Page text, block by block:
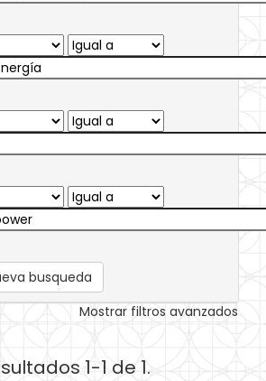
busqueda
Mostrar filtros avanzados
1-1 de 1.